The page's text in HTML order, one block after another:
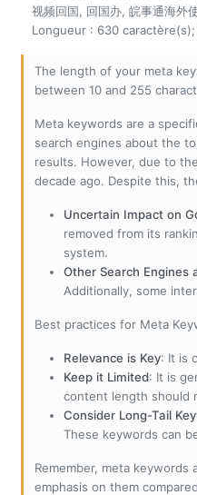
视频回国, 回国办, 皖事通海外
Longueur : 630
The length of your meta
between 10 and 255
Meta keywords are a
search engines about the
results. However, due to
decade ago. Despite this,
Uncertain Impact on
removed from its
system.
Other Search Engines
Additionally, some
Best practices for Meta
Relevance is Key: It is
Keep it Limited: It is
content length should
Consider Long-Tail
These keywords can
Remember, meta
emphasis on them